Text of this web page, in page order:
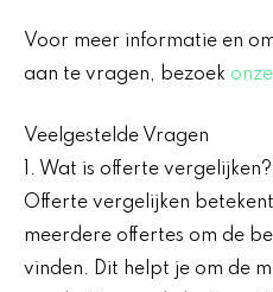
Voor meer informatie en
aan te vragen, bezoek
Veelgestelde Vragen
1. Wat is offerte vergelijken?
Offerte vergelijken
meerdere offertes om de
vinden. Dit helpt je om de